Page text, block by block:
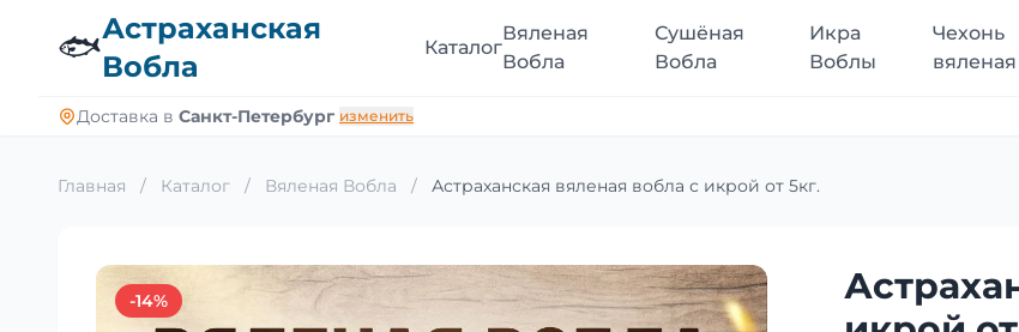
🐟Астраханская
Вобла
Каталог
Вяленая
Вобла
Сушёная
Вобла
Икра
Воблы
Чехонь
вяленая
Доставка в Санкт-Петербург изменить
Главная / Каталог / Вяленая Вобла / Астраханская вяленая вобла с икрой от 5кг.
-14%